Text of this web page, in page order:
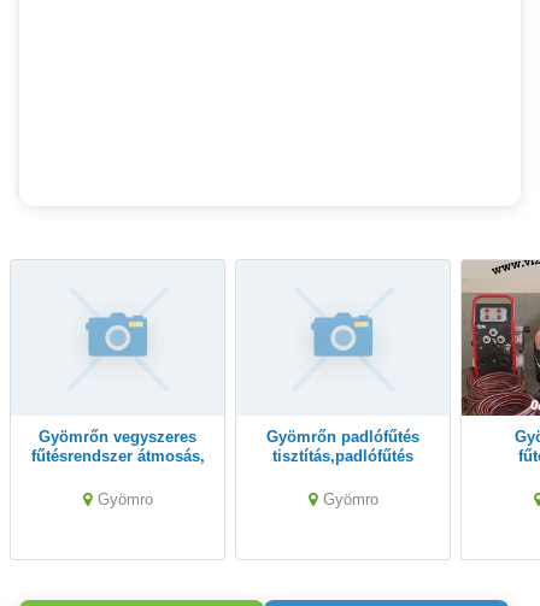
Gyömrőn vegyszeres
fűtésrendszer átmosás,
06309389713.
Gyömro
Gyömrőn padlófűtés
tisztítás,padlófűtés
mosás 06309389713
Gyömro
Gyömrőn gépi